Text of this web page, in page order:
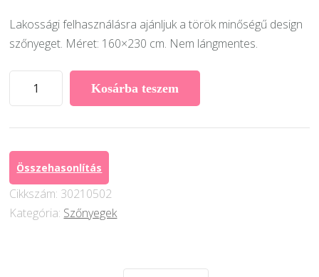
Lakossági felhasználásra ajánljuk a török minőségű design
szőnyeget. Méret: 160×230 cm. Nem lángmentes.
mennyiség
Kosárba teszem
Összehasonlítás
Cikkszám: 30210502
Kategória: Szőnyegek